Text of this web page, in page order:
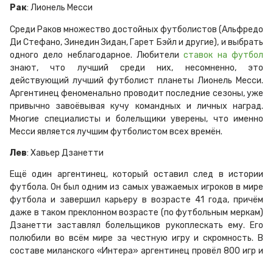
Рак: Лионель Месси
Среди Раков множество достойных футболистов (Альфредо
Ди Стефано, Зинедин Зидан, Гарет Бэйл и другие), и выбрать
одного дело неблагодарное. Любителиставок на футбол
знают, что лучший среди них, несомненно, это
действующий лучший футболист планеты Лионель Месси.
Аргентинец феноменально проводит последние сезоны, уже
привычно завоёвывая кучу командных и личных наград.
Многие специалисты и болельщики уверены, что именно
Месси является лучшим футболистом всех времён.
Лев: Хавьер Дзанетти
Ещё один аргентинец, который оставил след в истории
футбола. Он был одним из самых уважаемых игроков в мире
футбола и завершил карьеру в возрасте 41 года, причём
даже в таком преклонном возрасте (по футбольным меркам)
Дзанетти заставлял болельщиков рукоплескать ему. Его
полюбили во всём мире за честную игру и скромность. В
составе миланского «Интера» аргентинец провёл 800 игр и